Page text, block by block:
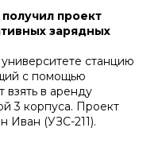
проект
зарядных
станцию
с помощью
в аренду
3 корпуса. Проект
Иван (УЗС-211).